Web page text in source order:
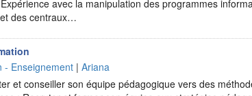
avec la manipulation des programmes
des centraux…
- Enseignement |Ariana
et conseiller son équipe pédagogique vers des